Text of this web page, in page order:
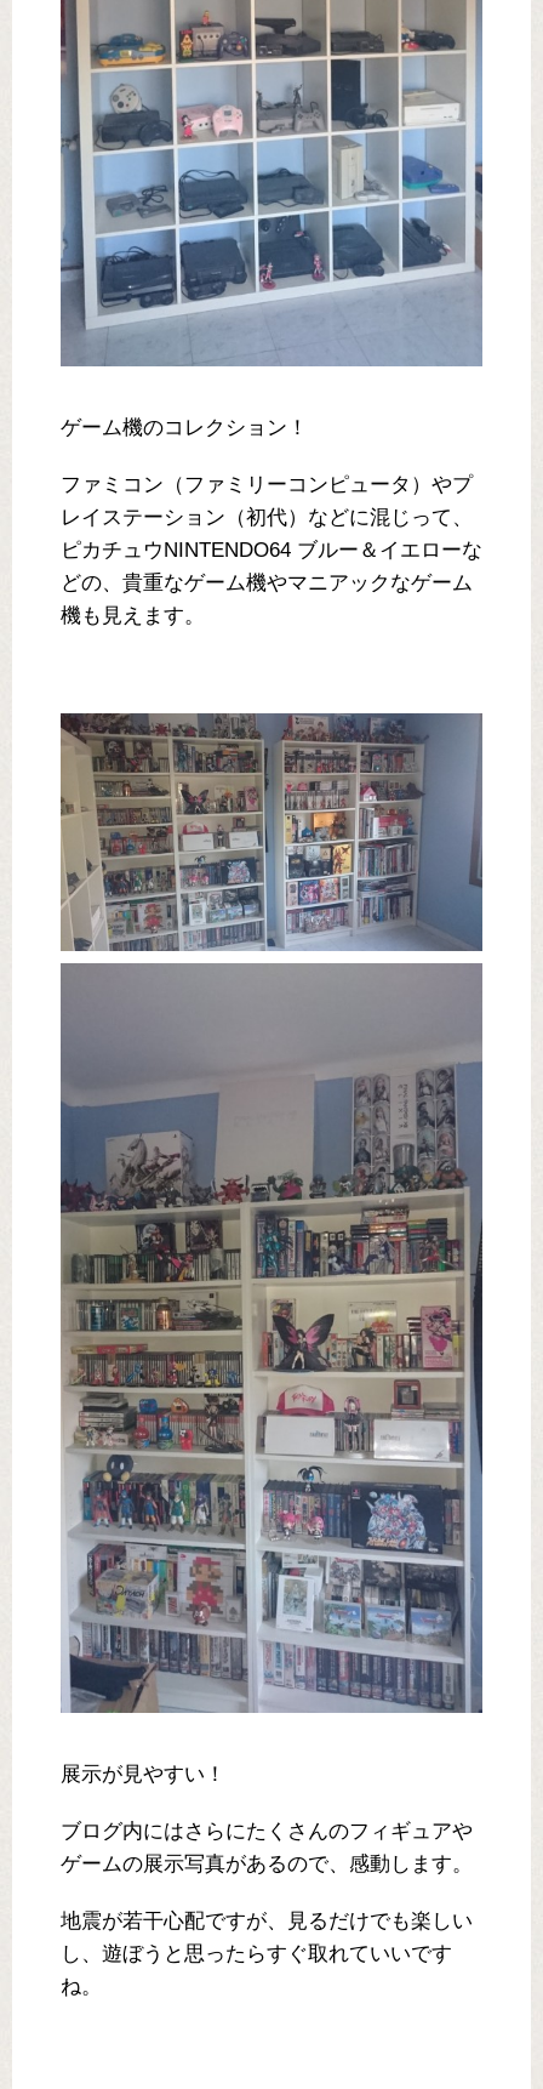
ゲーム機のコレクション！
ファミコン（ファミリーコンピュータ）やプ
レイステーション（初代）などに混じって、
ピカチュウNINTENDO64 ブルー＆イエローな
どの、貴重なゲーム機やマニアックなゲーム
機も見えます。
展示が見やすい！
ブログ内にはさらにたくさんのフィギュアや
ゲームの展示写真があるので、感動します。
地震が若干心配ですが、見るだけでも楽しい
し、遊ぼうと思ったらすぐ取れていいです
ね。